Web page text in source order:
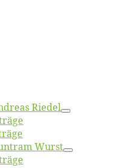
Riedel
Wurst